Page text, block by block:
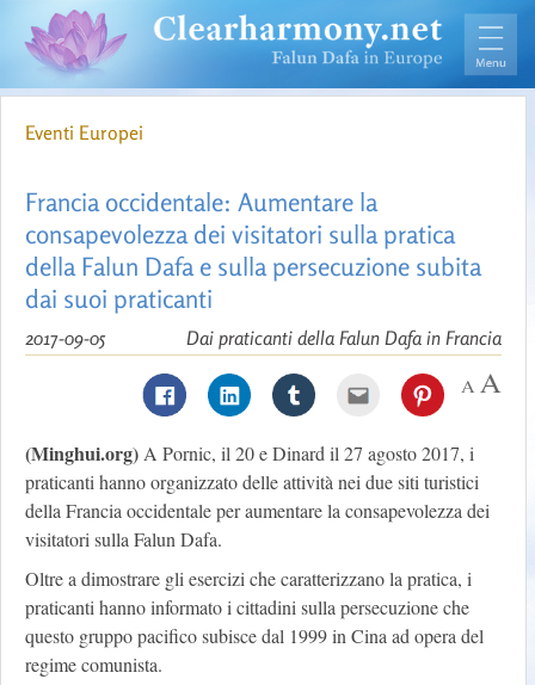
Eventi Europei
Francia occidentale: Aumentare la
consapevolezza dei visitatori sulla pratica
della Falun Dafa e sulla persecuzione subita
dai suoi praticanti
Dai praticanti della Falun Dafa in Francia
2017-09-05
(Minghui.org)A Pornic, il 20 e Dinard il 27 agosto 2017, i
praticanti hanno organizzato delle attività nei due siti turistici
della Francia occidentale per aumentare la consapevolezza dei
visitatori sulla Falun Dafa.
Oltre a dimostrare gli esercizi che caratterizzano la pratica, i
praticanti hanno informato i cittadini sulla persecuzione che
questo gruppo pacifico subisce dal 1999 in Cina ad opera del
regime comunista.